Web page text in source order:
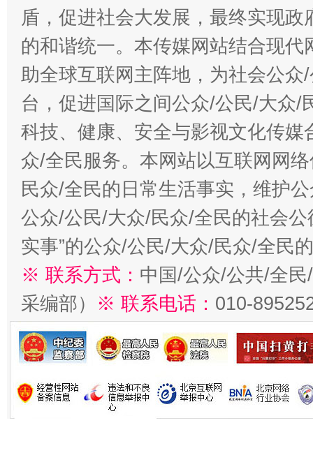
盾，促进社会大发展，最终实现
的和谐统一。本传媒网站结合现
助全球互联网主阵地，为社会公
台，促进国际之间公众/公民/大众/
科技、健康、安全与影视文化传
众/全民服务。本网站以互联网网
民众/全民的日常生活事实，维护
公众/公民/大众/民众/全民的社会公
实事”的公众/公民/大众/民众/全民
※ 联系方式： 中国/公众/公共/全
采编部） ※ 联系电话： 010-